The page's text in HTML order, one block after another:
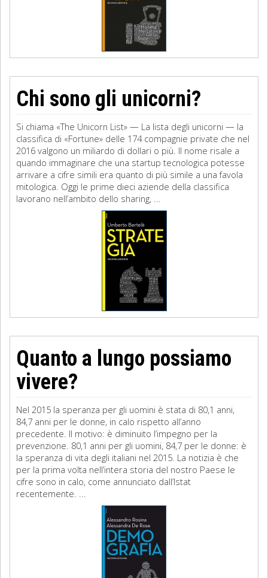
Chi sono gli unicorni?
Si chiama «The Unicorn List» — La lista degli unicorni — la
classifica di «Fortune» delle 174 compagnie private che nel
2016 valgono un miliardo di dollari o più. Il nome risale a
quando immaginare che una startup tecnologica potesse
arrivare a cifre simili era quanto di più simile a una favola
mitologica. Oggi le prime dieci aziende della classifica
lavorano nell’ambito dello sharing, ...
Quanto a lungo possiamo
vivere?
Nel 2015 la speranza per gli uomini è stata di 80,1 anni,
84,7 anni per le donne, in calo rispetto all’anno
precedente. Il motivo: è diminuito l’impegno per la
prevenzione. 80,1 anni per gli uomini, 84,7 per le donne: è
la speranza di vita degli italiani nel 2015. La notizia è che
per la prima volta nell’intera storia del nostro Paese le
cifre sono in calo, come annunciato dall’Istat
recentemente. ...